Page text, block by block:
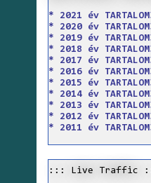
* 2021 év
* 2020 év
* 2019 év
* 2018 év
* 2017 év
* 2016 év
* 2015 év
* 2014 év
* 2013 év
* 2012 év
* 2011 év
::: Live Traffic